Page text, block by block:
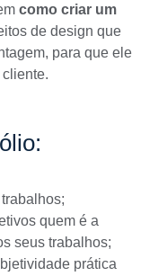
como criar um
de design que
para que ele
quem é a
seus trabalhos;
prática